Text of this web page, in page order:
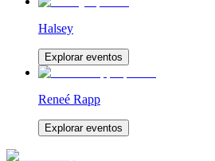
Halsey
Explorar eventos
Reneé Rapp
Explorar eventos